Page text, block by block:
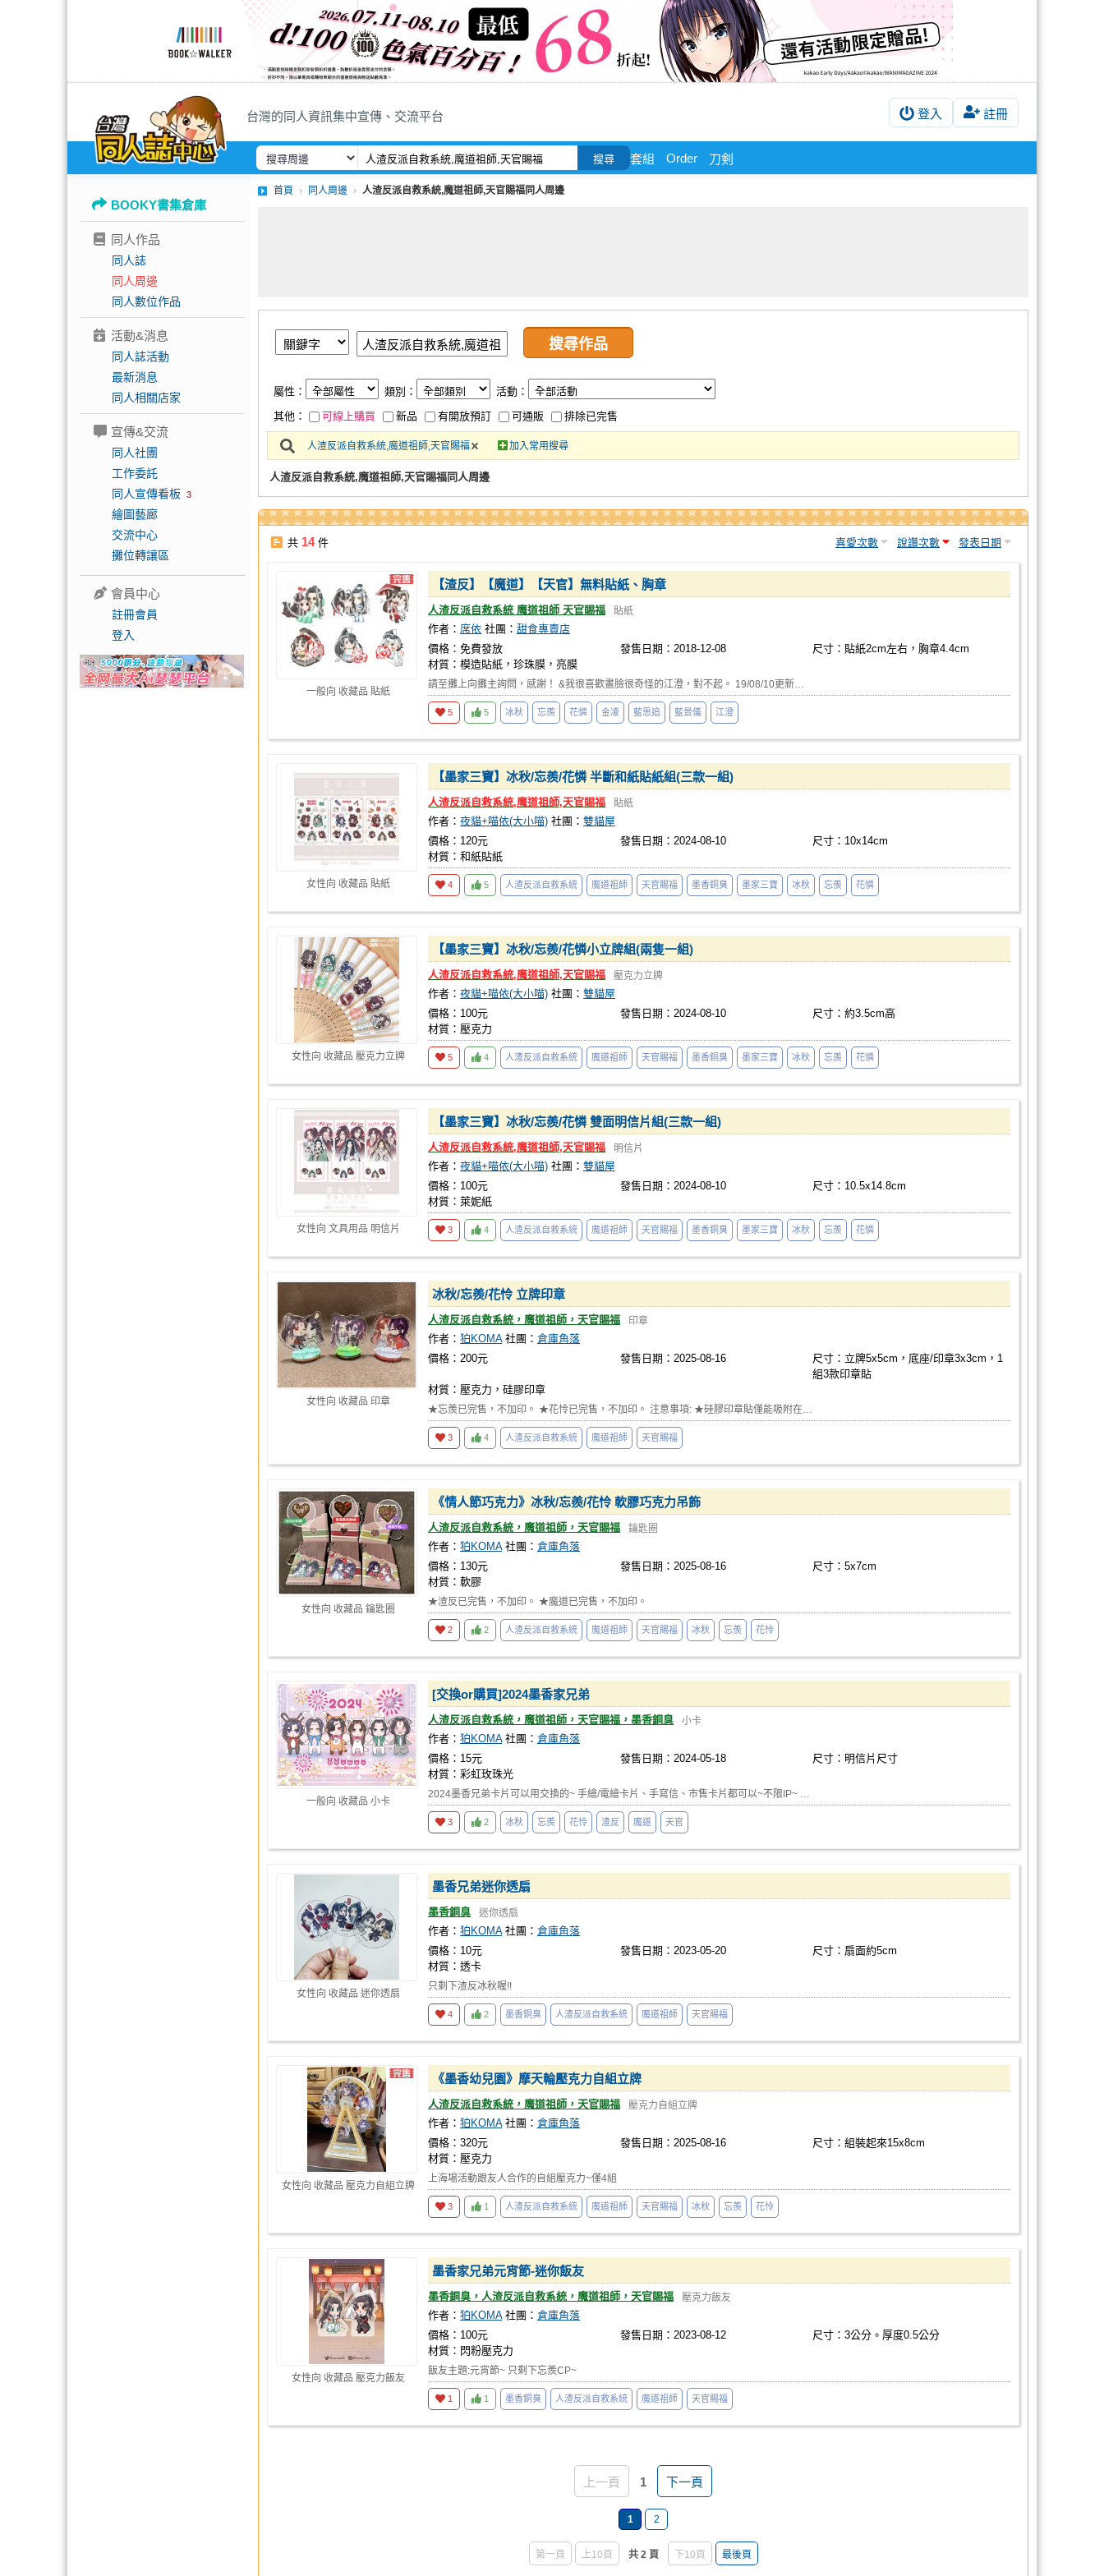
台灣的同人資訊集中宣傳、交流平台 登入 註冊
搜尋 套組 Order 刀剣
BOOKY書集倉庫
同人作品
同人誌
同人周邊
同人數位作品
活動&消息
同人誌活動
最新消息
同人相關店家
宣傳&交流
同人社團
工作委託
同人宣傳看板 3
繪圖藝廊
交流中心
攤位轉讓區
會員中心
註冊會員
登入
首頁 同人周邊 人渣反派自救系統,魔道祖師,天官賜福同人周邊
屬性： 類別：
活動：
其他：
可線上購買 新品 有開放預訂 可通販 排除已完售
人渣反派自救系統,魔道祖師,天官賜福 加入常用搜尋
人渣反派自救系統,魔道祖師,天官賜福同人周邊
共 14件 喜愛次數 說讚次數 發表日期
一般向 收藏品 貼紙
【渣反】【魔道】【天官】無料貼紙、胸章
人渣反派自救系統 魔道祖師 天官賜福 貼紙
作者： 席依 社團： 甜食專賣店
價格：免費發放
發售日期：2018-12-08
尺寸：貼紙2cm左右，胸章4.4cm
材質：模造貼紙，珍珠膜，亮膜
請至攤上向攤主詢問，感謝！ &我很喜歡畫臉很奇怪的江澄，對不起。 19/08/10更新…
5 5 冰秋 忘羨 花憐 金凌 藍思追 藍景儀 江澄
女性向 收藏品 貼紙
【墨家三寶】冰秋/忘羨/花憐 半斷和紙貼紙組(三款一組)
人渣反派自救系統,魔道祖師,天官賜福 貼紙
作者： 夜貓+喵依(大小喵) 社團： 雙貓屋
價格：120元
發售日期：2024-08-10
尺寸：10x14cm
材質：和紙貼紙
4 5 人渣反派自救系統 魔道祖師 天官賜福 墨香銅臭 墨家三寶 冰秋 忘羨 花憐
女性向 收藏品 壓克力立牌
【墨家三寶】冰秋/忘羨/花憐小立牌組(兩隻一組)
人渣反派自救系統,魔道祖師,天官賜福 壓克力立牌
作者： 夜貓+喵依(大小喵) 社團： 雙貓屋
價格：100元
發售日期：2024-08-10
尺寸：約3.5cm高
材質：壓克力
5 4 人渣反派自救系統 魔道祖師 天官賜福 墨香銅臭 墨家三寶 冰秋 忘羨 花憐
女性向 文具用品 明信片
【墨家三寶】冰秋/忘羨/花憐 雙面明信片組(三款一組)
人渣反派自救系統,魔道祖師,天官賜福 明信片
作者： 夜貓+喵依(大小喵) 社團： 雙貓屋
價格：100元
發售日期：2024-08-10
尺寸：10.5x14.8cm
材質：萊妮紙
3 4 人渣反派自救系統 魔道祖師 天官賜福 墨香銅臭 墨家三寶 冰秋 忘羨 花憐
女性向 收藏品 印章
冰秋/忘羨/花怜 立牌印章
人渣反派自救系統，魔道祖師，天官賜福 印章
作者： 狛KOMA 社團： 倉庫角落
價格：200元
發售日期：2025-08-16
尺寸：立牌5x5cm，底座/印章3x3cm，1
組3款印章貼
材質：壓克力，硅膠印章
★忘羨已完售，不加印。 ★花怜已完售，不加印。 注意事項: ★硅膠印章貼僅能吸附在…
3 4 人渣反派自救系統 魔道祖師 天官賜福
女性向 收藏品 鑰匙圈
《情人節巧克力》冰秋/忘羨/花怜 軟膠巧克力吊飾
人渣反派自救系統，魔道祖師，天官賜福 鑰匙圈
作者： 狛KOMA 社團： 倉庫角落
價格：130元
發售日期：2025-08-16
尺寸：5x7cm
材質：軟膠
★渣反已完售，不加印。 ★魔道已完售，不加印。
2 2 人渣反派自救系統 魔道祖師 天官賜福 冰秋 忘羨 花怜
一般向 收藏品 小卡
[交換or購買]2024墨香家兄弟
人渣反派自救系統，魔道祖師，天官賜福，墨香銅臭 小卡
作者： 狛KOMA 社團： 倉庫角落
價格：15元
發售日期：2024-05-18
尺寸：明信片尺寸
材質：彩虹玫珠光
2024墨香兄弟卡片可以用交換的~ 手繪/電繪卡片、手寫信、市售卡片都可以~不限IP~ …
3 2 冰秋 忘羨 花怜 渣反 魔道 天官
女性向 收藏品 迷你透扇
墨香兄弟迷你透扇
墨香銅臭 迷你透扇
作者： 狛KOMA 社團： 倉庫角落
價格：10元
發售日期：2023-05-20
尺寸：扇面約5cm
材質：透卡
只剩下渣反冰秋喔!!
4 2 墨香銅臭 人渣反派自救系統 魔道祖師 天官賜福
女性向 收藏品 壓克力自組立牌
《墨香幼兒園》摩天輪壓克力自組立牌
人渣反派自救系統，魔道祖師，天官賜福 壓克力自組立牌
作者： 狛KOMA 社團： 倉庫角落
價格：320元
發售日期：2025-08-16
尺寸：組裝起來15x8cm
材質：壓克力
上海場活動跟友人合作的自組壓克力~僅4組
3 1 人渣反派自救系統 魔道祖師 天官賜福 冰秋 忘羨 花怜
女性向 收藏品 壓克力飯友
墨香家兄弟元宵節-迷你飯友
墨香銅臭，人渣反派自救系統，魔道祖師，天官賜福 壓克力飯友
作者： 狛KOMA 社團： 倉庫角落
價格：100元
發售日期：2023-08-12
尺寸：3公分。厚度0.5公分
材質：閃粉壓克力
飯友主題:元宵節~ 只剩下忘羨CP~
1 1 墨香銅臭 人渣反派自救系統 魔道祖師 天官賜福
上一頁 1 下一頁
1 2
第一頁 上10頁 共 2 頁 下10頁 最後頁